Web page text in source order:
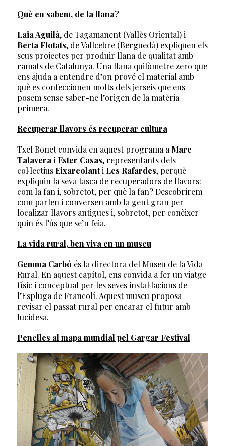
Què en sabem, de la llana?
Laia Aguilà, de Tagamanent (Vallès Oriental) i
Berta Flotats, de Vallcebre (Berguedà) expliquen els
seus projectes per produir llana de qualitat amb
ramats de Catalunya. Una llana quilòmetre zero que
ens ajuda a entendre d’on prové el material amb
què es confeccionen molts dels jerseis que ens
posem sense saber-ne l’origen de la matèria
primera.
Recuperar llavors és recuperar cultura
Txel Bonet convida en aquest programa a Marc
Talavera i Ester Casas, representants dels
col·lectius Eixarcolanti Les Rafardes, perquè
expliquin la seva tasca de recuperadors de llavors:
com la fan i, sobretot, per què la fan? Descobrirem
com parlen i conversen amb la gent gran per
localizar llavors antigues i, sobretot, per conèixer
quin és l’ús que se’n feia.
La vida rural, ben viva en un museu
Gemma Carbó és la directora del Museu de la Vida
Rural. En aquest capítol, ens convida a fer un viatge
físic i conceptual per les seves instal·lacions de
l’Espluga de Francolí. Aquest museu proposa
revisar el passat rural per encarar el futur amb
lucidesa.
Penelles al mapa mundial pel Gargar Festival